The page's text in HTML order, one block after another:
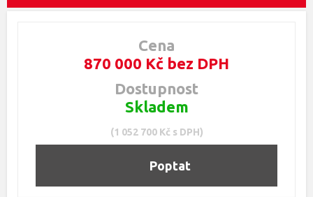
Cena
870 000 Kč bez DPH
Dostupnost
Skladem
(1 052 700 Kč s DPH)
Poptat